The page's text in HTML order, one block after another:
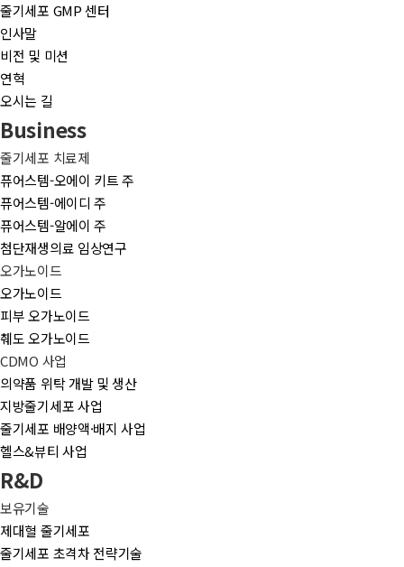
줄기세포 GMP 센터
인사말
비전 및 미션
연혁
오시는 길
Business
줄기세포 치료제
퓨어스템-오에이 키트 주
퓨어스템-에이디 주
퓨어스템-알에이 주
첨단재생의료 임상연구
오가노이드
오가노이드
피부 오가노이드
췌도 오가노이드
CDMO 사업
의약품 위탁 개발 및 생산
지방줄기세포 사업
줄기세포 배양액·배지 사업
헬스&뷰티 사업
R&D
보유기술
제대혈 줄기세포
줄기세포 초격차 전략기술